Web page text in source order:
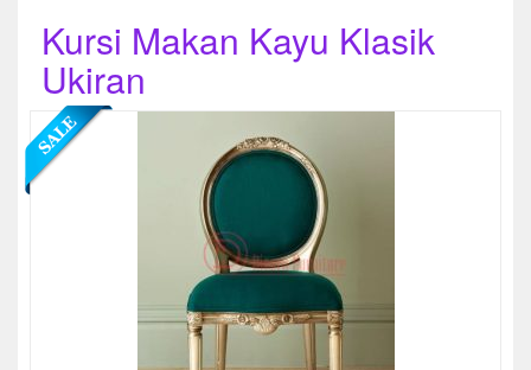
Kursi Makan Kayu Klasik
Ukiran